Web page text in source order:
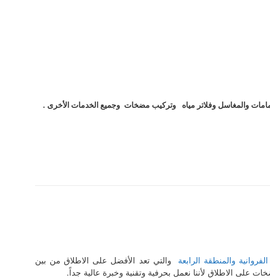
والمغاسل وفلاتر مياه وتركيب مضخات وجميع الخدمات الأخرى .
والمنطقة الرابعة والتي تعد الأفضل على الاطلاق من بين
الاطلاق لأننا نعمل بحرفية وتقنية وخبرة عالية جداً.